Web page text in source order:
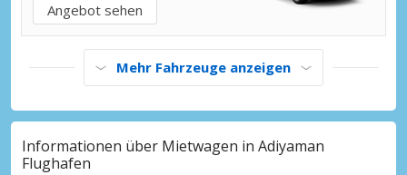
Angebot sehen
Mehr Fahrzeuge anzeigen
Informationen über Mietwagen in Adiyaman
Flughafen